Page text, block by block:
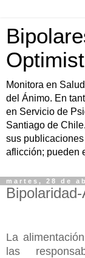
Monitora en
del Ánimo. En
en Servicio de
Santiago de
sus
aflicción; pueden
martes, 28 de
La
las